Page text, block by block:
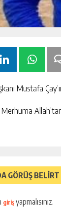
Mustafa
GÖRÜŞ BELİRT
giriş yapmalısınız.
MHP